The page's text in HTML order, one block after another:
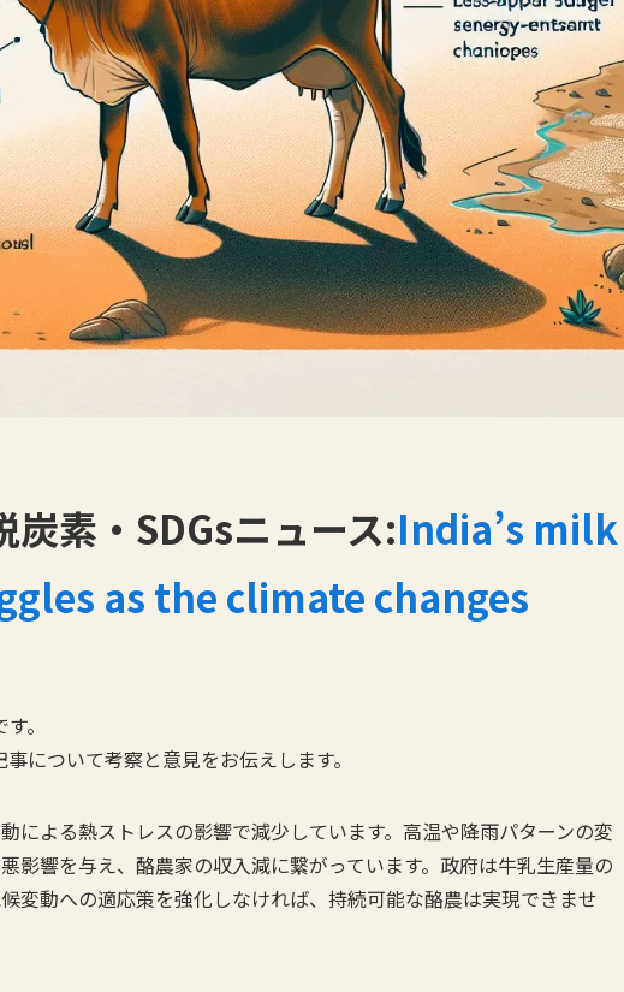
炭素・SDGsニュース:India’s milk
as the climate changes
。
について考察と意見をお伝えします。
による熱ストレスの影響で減少しています。高温や降雨パターンの変
影響を与え、酪農家の収入減に繋がっています。政府は牛乳生産量の
変動への適応策を強化しなければ、持続可能な酪農は実現できませ